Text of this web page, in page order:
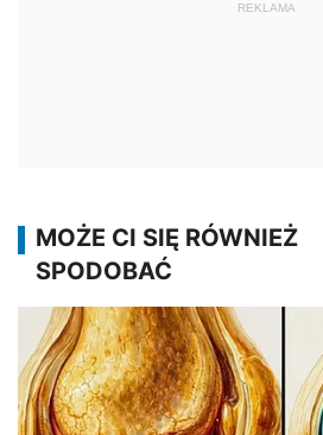
REKLAMA